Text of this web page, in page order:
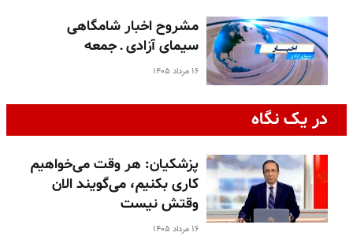
مشروح اخبار شامگاهی
سیمای آزادی ـ جمعه
۱۶ مرداد ۱۴۰۵
در یک نگاه
پزشکیان: هر وقت می‌خواهیم
کاری بکنیم، می‌گویند الان
وقتش نیست
۱۶ مرداد ۱۴۰۵